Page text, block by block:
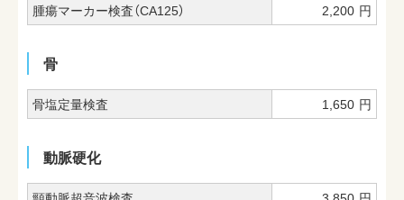
腫瘍マーカー検査（CA125） 2,200 円
骨
骨塩定量検査 1,650 円
動脈硬化